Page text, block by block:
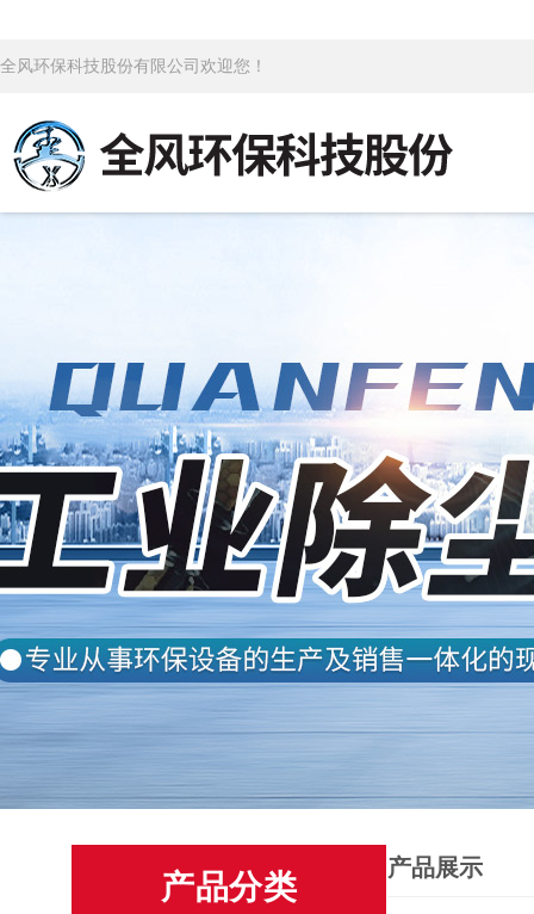
全风环保科技股份有限公司欢迎您！
产品分类
产品展示